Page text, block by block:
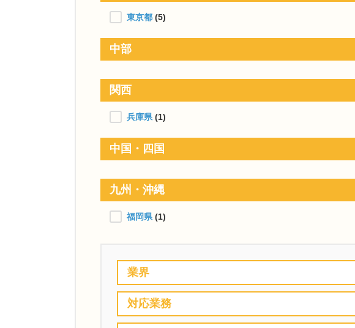
東京都 (5)
中部
関西
兵庫県 (1)
中国・四国
九州・沖縄
福岡県 (1)
業界
対応業務